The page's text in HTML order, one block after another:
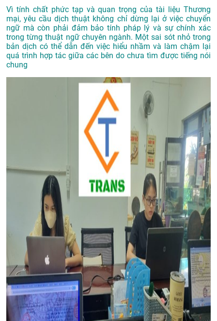
Vì tính chất phức tạp và quan trọng của tài liệu Thương
mại, yêu cầu dịch thuật không chỉ dừng lại ở việc chuyển
ngữ mà còn phải đảm bảo tính pháp lý và sự chính xác
trong từng thuật ngữ chuyên ngành. Một sai sót nhỏ trong
bản dịch có thể dẫn đến việc hiểu nhầm và làm chậm lại
quá trình hợp tác giữa các bên do chưa tìm được tiếng nói
chung